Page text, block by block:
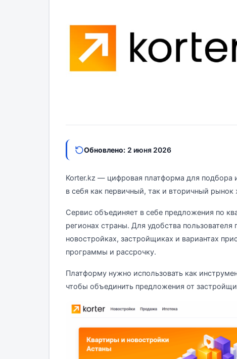
Обновлено: 2 июня 2026
Korter.kz — цифровая платформа для подбора
в себя как первичный, так и вторичный рынок
Сервис объединяет в себе предложения по
регионах страны. Для удобства
новостройках, застройщиках и вариантах
программы и рассрочку.
Платформу нужно использовать как
чтобы объединить предложения от